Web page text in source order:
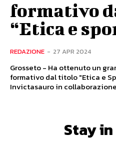
formativo
“Etica e
REDAZIONE - 27 APR 2024
Grosseto - Ha ottenuto un
formativo dal titolo "Etica e
Invictasauro in
Stay